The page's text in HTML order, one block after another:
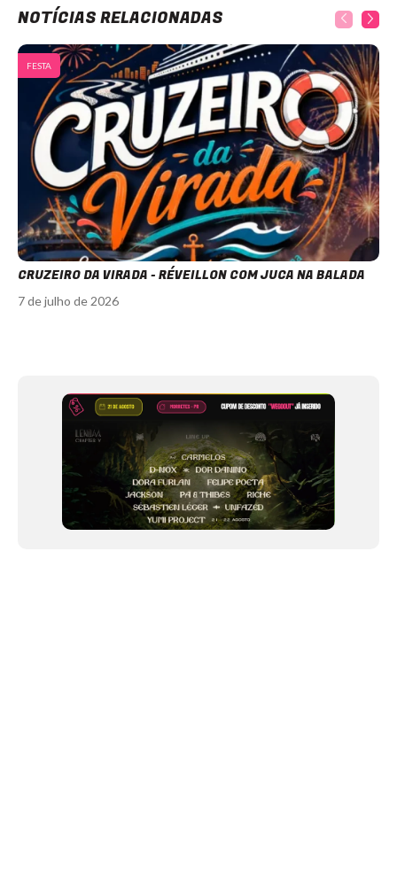
NOTÍCIAS RELACIONADAS
FESTA
CRUZEIRO DA VIRADA - RÉVEILLON COM JUCA NA BALADA
7 de julho de 2026